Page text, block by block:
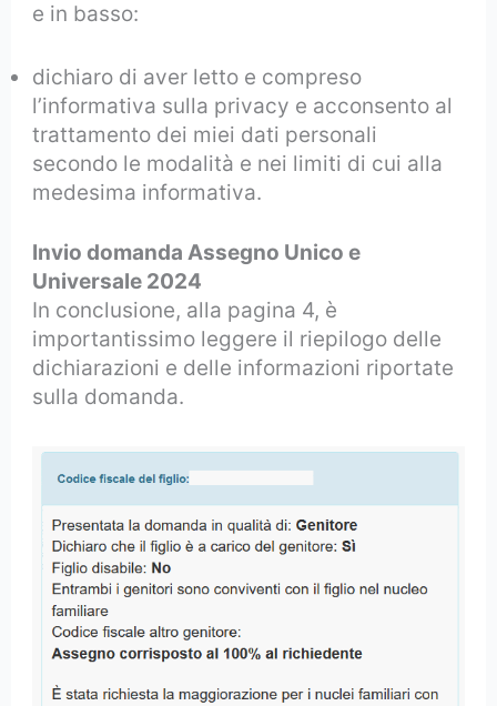
e in basso:
dichiaro di aver letto e compreso
l’informativa sulla privacy e acconsento al
trattamento dei miei dati personali
secondo le modalità e nei limiti di cui alla
medesima informativa.
Invio domanda Assegno Unico e
Universale 2024
In conclusione, alla pagina 4, è
importantissimo leggere il riepilogo delle
dichiarazioni e delle informazioni riportate
sulla domanda.